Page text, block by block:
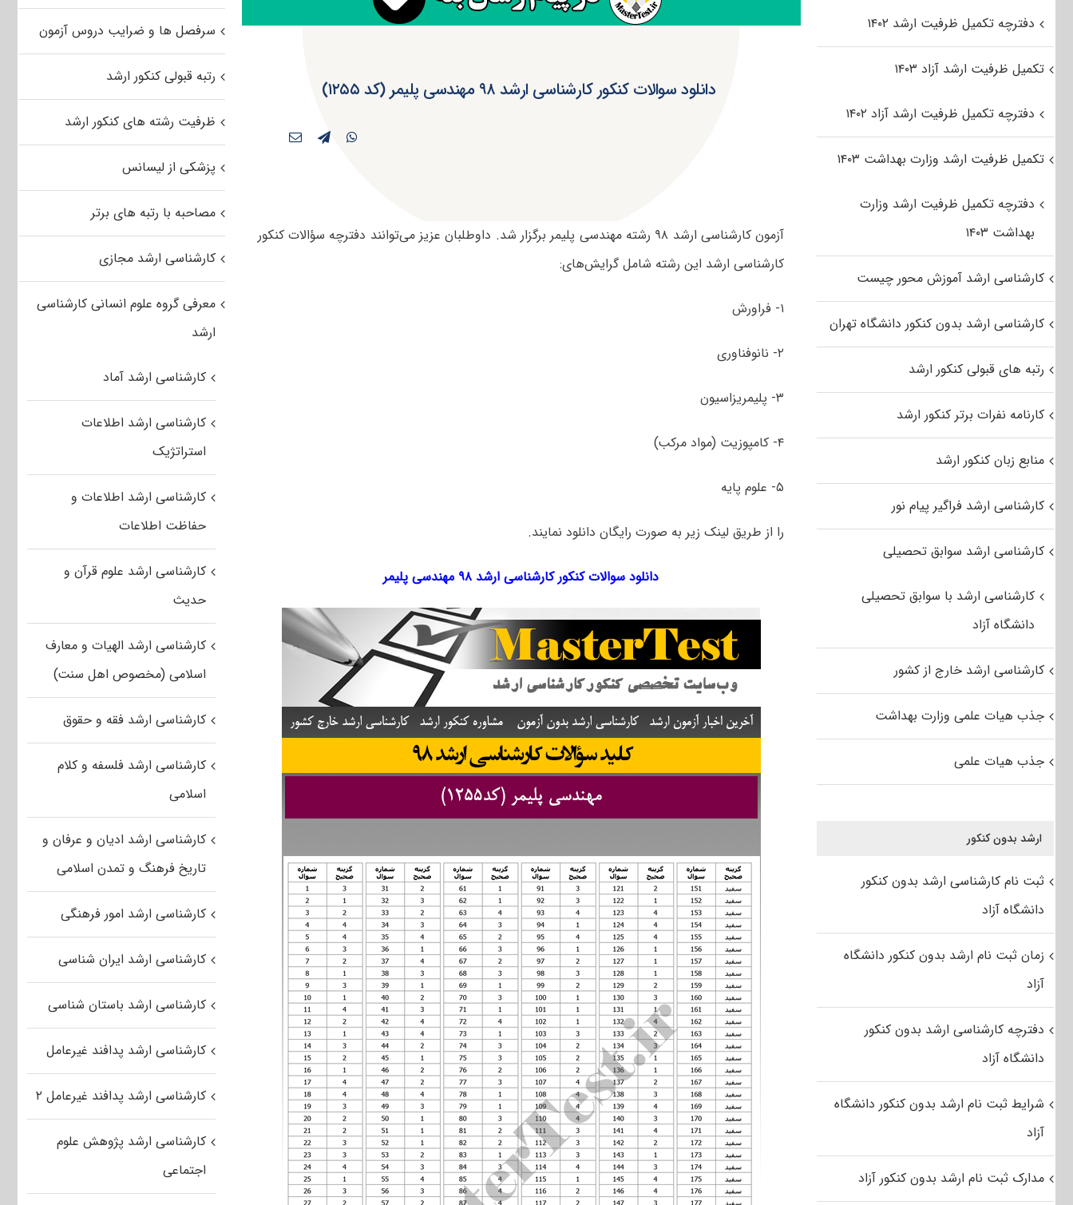
دانلود سوالات کنکور کارشناسی ارشد ۹۸ مهندسی پلیمر (کد ۱۲۵۵)
آزمون کارشناسی ارشد ۹۸ رشته مهندسی پلیمر برگزار شد. داوطلبان عزیز می‌توانند دفترچه سؤالات کنکور
کارشناسی ارشد این رشته شامل گرایش‌های:
۱- فراورش
۲- نانوفناوری
۳- پلیمریزاسیون
۴- کامپوزیت (مواد مرکب)
۵- علوم پایه
را از طریق لینک‌ زیر به صورت رایگان دانلود نمایند.
دانلود سوالات کنکور کارشناسی ارشد ۹۸ مهندسی پلیمر
سرفصل ها و ضرایب دروس آزمون
رتبه قبولی کنکور ارشد
ظرفیت رشته های کنکور ارشد
پزشکی از لیسانس
مصاحبه با رتبه های برتر
کارشناسی ارشد مجازی
معرفی گروه علوم انسانی کارشناسی
ارشد
کارشناسی ارشد آماد
کارشناسی ارشد اطلاعات
استراتژیک
کارشناسی ارشد اطلاعات و
حفاظت اطلاعات
کارشناسی ارشد علوم قرآن و
حدیث
کارشناسی ارشد الهیات و معارف
اسلامی (مخصوص اهل سنت)
کارشناسی ارشد فقه و حقوق
کارشناسی ارشد فلسفه و کلام
اسلامی
کارشناسی ارشد ادیان و عرفان و
تاریخ فرهنگ و تمدن اسلامی
کارشناسی ارشد امور فرهنگی
کارشناسی ارشد ایران شناسی
کارشناسی ارشد باستان شناسی
کارشناسی ارشد پدافند غیرعامل
کارشناسی ارشد پدافند غیرعامل ۲
کارشناسی ارشد پژوهش علوم
اجتماعی
دفترچه تکمیل ظرفیت ارشد ۱۴۰۲
تکمیل ظرفیت ارشد آزاد ۱۴۰۳
دفترچه تکمیل ظرفیت ارشد آزاد ۱۴۰۲
تکمیل ظرفیت ارشد وزارت بهداشت ۱۴۰۳
دفترچه تکمیل ظرفیت ارشد وزارت
بهداشت ۱۴۰۳
کارشناسی ارشد آموزش محور چیست
کارشناسی ارشد بدون کنکور دانشگاه تهران
رتبه های قبولی کنکور ارشد
کارنامه نفرات برتر کنکور ارشد
منابع زبان کنکور ارشد
کارشناسی ارشد فراگیر پیام نور
کارشناسی ارشد سوابق تحصیلی
کارشناسی ارشد با سوابق تحصیلی
دانشگاه آزاد
کارشناسی ارشد خارج از کشور
جذب هیات علمی وزارت بهداشت
جذب هیات علمی
ارشد بدون کنکور
ثبت نام کارشناسی ارشد بدون کنکور
دانشگاه آزاد
زمان ثبت نام ارشد بدون کنکور دانشگاه
آزاد
دفترچه کارشناسی ارشد بدون کنکور
دانشگاه آزاد
شرایط ثبت نام ارشد بدون کنکور دانشگاه
آزاد
مدارک ثبت نام ارشد بدون کنکور آزاد